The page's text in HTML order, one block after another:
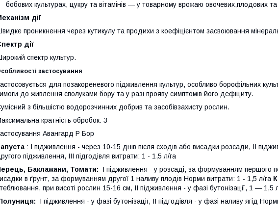
бобових культурах, цукру та вітамінів — у товарному врожаю овочевих,плодових та
дії
проникнення через кутикулу та продихи з коефіцієнтом засвоювання
дії
спектр культур.
застосування
для позакореневого підживлення культур, особливо борофільних
до живлення сполуками бору та у разі прояву симптомів його дефіциту.
з більшістю водорозчинних добрив та засобівзахисту рослин.
кратність обробок: 3
Авангард Р Бор
: І підживлення - через 10-15 днів після сходів або висадки розсади, II
підживлення, III підгодівля витрати: 1 - 1,5 л/га
Баклажани, Томати: І підживлення - у розсаді, за формуванням першого
в ґрунт, за формуванням другої 1 наливу плодів Норми витрати: 1 - 1,5 л/га
при висоті рослин 15-16 см, II підживлення - у фазі бутонізації, 1 — 1,5
І підживлення - у фазі бутонізації, II підгодівля - у фазі наливу ягід